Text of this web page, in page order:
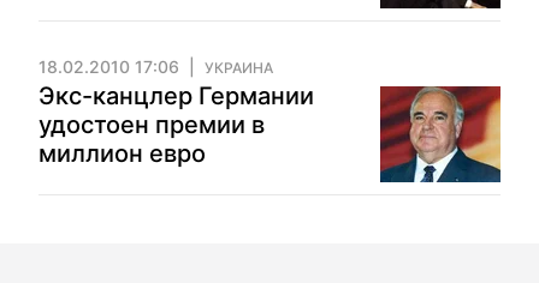
18.02.2010 17:06 УКРАИНА
Экс-канцлер Германии
удостоен премии в
миллион евро